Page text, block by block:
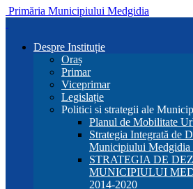
Primăria Municipiului Medgidia
Despre Instituție
Oraș
Primar
Viceprimar
Legislație
Politici si strategii ale
Planul de Mobilitate
Strategia Integrată de
Municipiului Medgidia
STRATEGIA DE
MUNICIPIULUI
2014-2020